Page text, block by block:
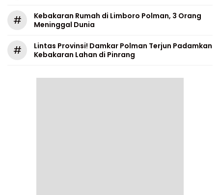
#
Kebakaran Rumah di Limboro Polman, 3 Orang
Meninggal Dunia
#
Lintas Provinsi! Damkar Polman Terjun Padamkan
Kebakaran Lahan di Pinrang